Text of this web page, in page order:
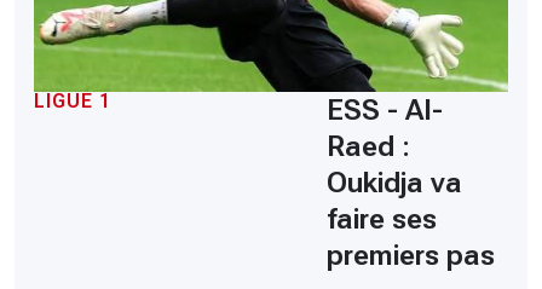
LIGUE 1
ESS - Al-
Raed :
Oukidja va
faire ses
premiers pas